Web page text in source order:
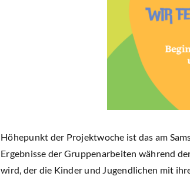
Höhepunkt der Projektwoche ist das am
Ergebnisse der Gruppenarbeiten während
wird, der die Kinder und Jugendlichen mit